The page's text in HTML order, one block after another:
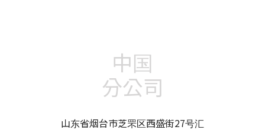
中国
分公司
山东省烟台市芝罘区西盛街27号汇